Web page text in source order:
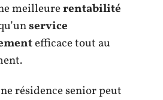
meilleurerentabilité
service
efficace tout au
résidence senior peut